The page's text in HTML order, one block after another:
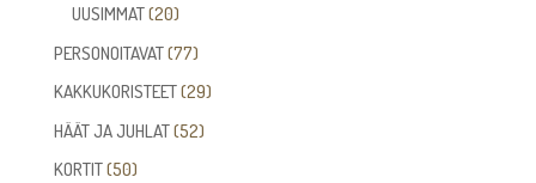
tuotetta
UUSIMMAT 2020
tuotetta
PERSONOITAVAT 7777
tuotetta
KAKKUKORISTEET 2929
HÄÄT JA JUHLAT 5252
KORTIT 5050